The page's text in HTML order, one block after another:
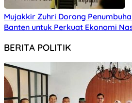
Mujakkir Zuhri Dorong
Banten untuk Perkuat Ekonomi
BERITA POLITIK